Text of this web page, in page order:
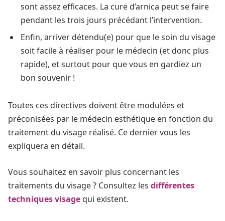
sont assez efficaces. La cure d’arnica peut se faire
pendant les trois jours précédant l’intervention.
Enfin, arriver détendu(e) pour que le soin du visage
soit facile à réaliser pour le médecin (et donc plus
rapide), et surtout pour que vous en gardiez un
bon souvenir !
Toutes ces directives doivent être modulées et
préconisées par le médecin esthétique en fonction du
traitement du visage réalisé. Ce dernier vous les
expliquera en détail.
Vous souhaitez en savoir plus concernant les
traitements du visage ? Consultez les différentes
techniques visage qui existent.